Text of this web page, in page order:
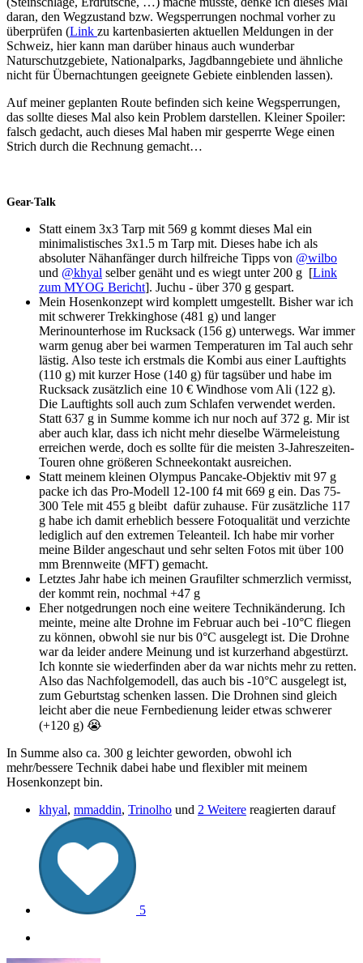
daran, den Wegzustand bzw. Wegsperrungen nochmal vorher zu
überprüfen (Link zu kartenbasierten aktuellen Meldungen in der
Schweiz, hier kann man darüber hinaus auch wunderbar
Naturschutzgebiete, Nationalparks, Jagdbanngebiete und ähnliche
nicht für Übernachtungen geeignete Gebiete einblenden lassen).
Auf meiner geplanten Route befinden sich keine Wegsperrungen,
das sollte dieses Mal also kein Problem darstellen. Kleiner Spoiler:
falsch gedacht, auch dieses Mal haben mir gesperrte Wege einen
Strich durch die Rechnung gemacht…
Gear-Talk
Statt einem 3x3 Tarp mit 569 g kommt dieses Mal ein
minimalistisches 3x1.5 m Tarp mit. Dieses habe ich als
absoluter Nähanfänger durch hilfreiche Tipps von @wilbo
und @khyal selber genäht und es wiegt unter 200 g [Link
zum MYOG Bericht]. Juchu - über 370 g gespart.
Mein Hosenkonzept wird komplett umgestellt. Bisher war ich
mit schwerer Trekkinghose (481 g) und langer
Merinounterhose im Rucksack (156 g) unterwegs. War immer
warm genug aber bei warmen Temperaturen im Tal auch sehr
lästig. Also teste ich erstmals die Kombi aus einer Lauftights
(110 g) mit kurzer Hose (140 g) für tagsüber und habe im
Rucksack zusätzlich eine 10 € Windhose vom Ali (122 g).
Die Lauftights soll auch zum Schlafen verwendet werden.
Statt 637 g in Summe komme ich nur noch auf 372 g. Mir ist
aber auch klar, dass ich nicht mehr dieselbe Wärmeleistung
erreichen werde, doch es sollte für die meisten 3-Jahreszeiten-
Touren ohne größeren Schneekontakt ausreichen.
Statt meinem kleinen Olympus Pancake-Objektiv mit 97 g
packe ich das Pro-Modell 12-100 f4 mit 669 g ein. Das 75-
300 Tele mit 455 g bleibt dafür zuhause. Für zusätzliche 117
g habe ich damit erheblich bessere Fotoqualität und verzichte
lediglich auf den extremen Teleanteil. Ich habe mir vorher
meine Bilder angeschaut und sehr selten Fotos mit über 100
mm Brennweite (MFT) gemacht.
Letztes Jahr habe ich meinen Graufilter schmerzlich vermisst,
der kommt rein, nochmal +47 g
Eher notgedrungen noch eine weitere Technikänderung. Ich
meinte, meine alte Drohne im Februar auch bei -10°C fliegen
zu können, obwohl sie nur bis 0°C ausgelegt ist. Die Drohne
war da leider andere Meinung und ist kurzerhand abgestürzt.
Ich konnte sie wiederfinden aber da war nichts mehr zu retten.
Also das Nachfolgemodell, das auch bis -10°C ausgelegt ist,
zum Geburtstag schenken lassen. Die Drohnen sind gleich
leicht aber die neue Fernbedienung leider etwas schwerer
(+120 g) 😭
In Summe also ca. 300 g leichter geworden, obwohl ich
mehr/bessere Technik dabei habe und flexibler mit meinem
Hosenkonzept bin.
khyal, mmaddin, Trinolho und 2 Weitere reagierten darauf
5